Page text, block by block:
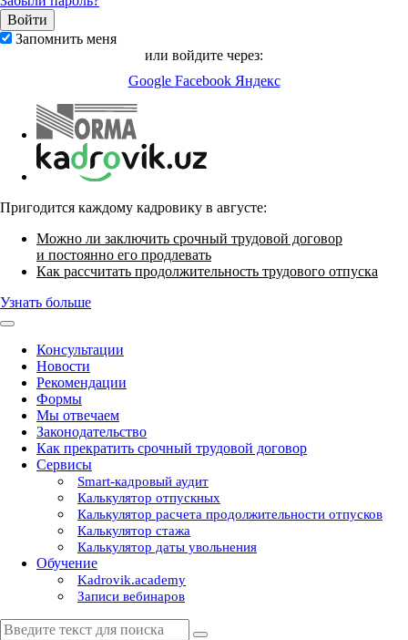
Запомнить меня
или войдите через:
Google Facebook Яндекс
Пригодится каждому кадровику в августе:
Можно ли заключить срочный трудовой договор
и постоянно его продлевать
Как рассчитать продолжительность трудового отпуска
Узнать больше
Консультации
Новости
Рекомендации
Формы
Мы отвечаем
Законодательство
Как прекратить срочный трудовой договор
Сервисы
Smart-кадровый аудит
Калькулятор отпускных
Калькулятор расчета продолжительности отпусков
Калькулятор стажа
Калькулятор даты увольнения
Обучение
Kadrovik.academy
Записи вебинаров